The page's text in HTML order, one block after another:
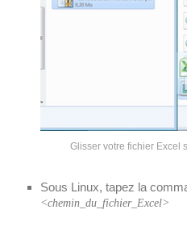
Glisser votre fichier Excel
Sous Linux, tapez la
<chemin_du_fichier_Excel>